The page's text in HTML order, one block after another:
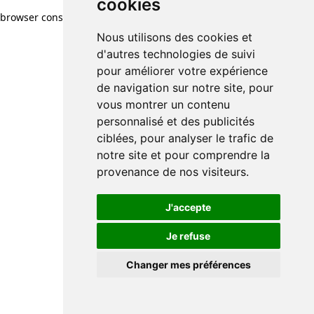
cookies
Nous utilisons des cookies et
d'autres technologies de suivi
pour améliorer votre expérience
de navigation sur notre site, pour
vous montrer un contenu
personnalisé et des publicités
ciblées, pour analyser le trafic de
notre site et pour comprendre la
provenance de nos visiteurs.
J'accepte
Je refuse
Changer mes préférences
browser console for more information)